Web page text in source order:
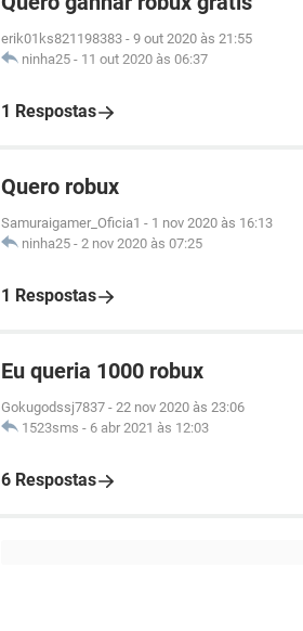
erik01ks821198383 - 9 out 2020 às 21:55
ninha25 - 11 out 2020 às 06:37
1 Respostas
Quero robux
Samuraigamer_Oficia1 - 1 nov 2020 às 16:13
ninha25 - 2 nov 2020 às 07:25
1 Respostas
Eu queria 1000 robux
Gokugodssj7837 - 22 nov 2020 às 23:06
1523sms - 6 abr 2021 às 12:03
6 Respostas